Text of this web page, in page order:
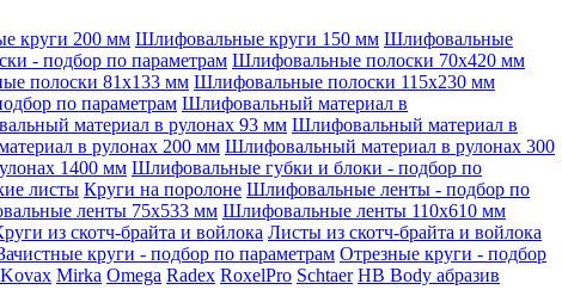
круги 200 мм Шлифовальные круги 150 мм Шлифовальные
- подбор по параметрам Шлифовальные полоски 70x420 мм
полоски 81x133 мм Шлифовальные полоски 115x230 мм
по параметрам Шлифовальный материал в
материал в рулонах 93 мм Шлифовальный материал в
в рулонах 200 мм Шлифовальный материал в рулонах 300
1400 мм Шлифовальные губки и блоки - подбор по
листы Круги на поролоне Шлифовальные ленты - подбор по
ленты 75x533 мм Шлифовальные ленты 110x610 мм
из скотч-брайта и войлока Листы из скотч-брайта и войлока
круги - подбор по параметрам Отрезные круги - подбор
Kovax Mirka Omega Radex RoxelPro Schtaer HB Body абразив